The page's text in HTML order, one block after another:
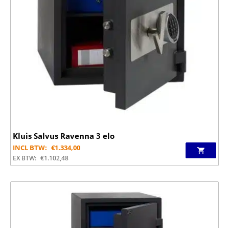
Kluis Salvus Ravenna 3 elo
INCL BTW: €1.334,00
EX BTW: €1.102,48